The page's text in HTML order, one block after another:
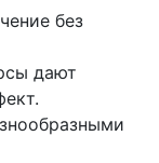
без
дают